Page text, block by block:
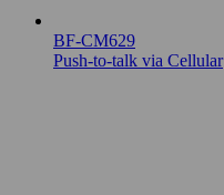
BF-CM629
Push-to-talk via Cellular